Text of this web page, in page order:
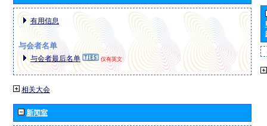
有用信息
与会者名单
与会者最后名单 仅有英文
相关大会
新闻室